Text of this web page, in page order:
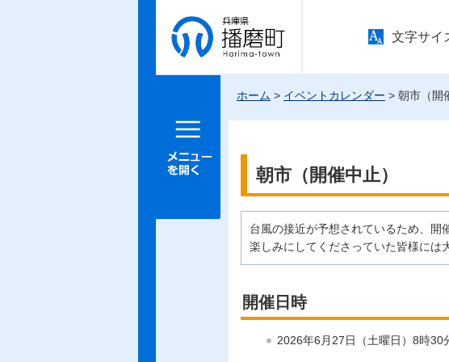
兵庫県 播
磨町
文字サイ
メニュー
ホーム > イベントカレンダー > 朝市（開
朝市（開催中止）
台風の接近が予想されているため、開
楽しみにしてくださっていた皆様には
開催日時
2026年6月27日（土曜日）8時30